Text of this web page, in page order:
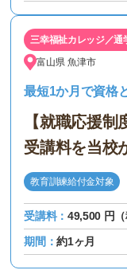
三幸福祉カレッジ／通
富山県 魚津市
最短1か月で資格
【就職応援
受講料を当校
教育訓練給付金対象
受講料：49,500 円（
期間：約1ヶ月